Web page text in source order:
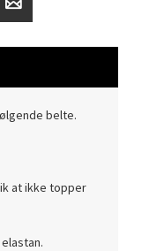
belte.
at ikke topper